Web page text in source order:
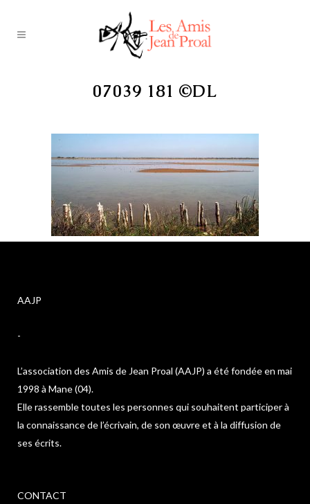
07039 181 ©DL
AAJP
-
L’association des Amis de Jean Proal (AAJP) a été fondée en mai
1998 à Mane (04).
Elle rassemble toutes les personnes qui souhaitent participer à
la connaissance de l’écrivain, de son œuvre et à la diffusion de
ses écrits.
CONTACT